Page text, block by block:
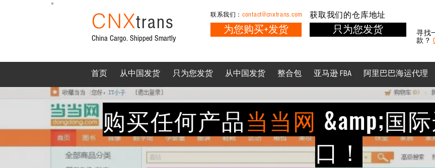
CNXtrans
China Cargo. Shipped Smartly
联系我们： contact@cnxtrans.com
为您购买+发货
获取我们的仓库地址
只为您发货
寻找
款？
首页 从中国发货 只为您发货 从中国发货 整合包 亚马逊 FBA 阿里巴巴海运代理
购买任何产品当当网 &amp;国
口！